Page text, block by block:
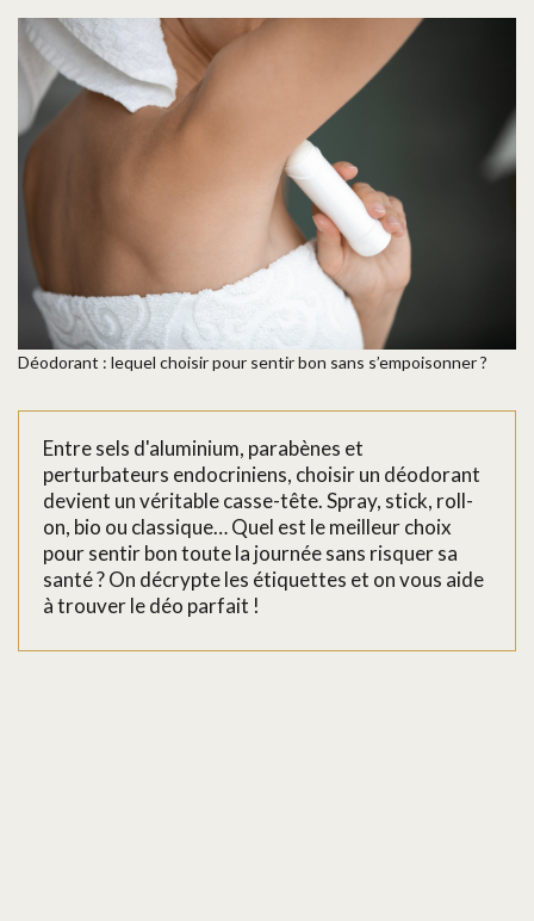
Déodorant : lequel choisir pour sentir bon sans s’empoisonner ?
Entre sels d'aluminium, parabènes et
perturbateurs endocriniens, choisir un déodorant
devient un véritable casse-tête. Spray, stick, roll-
on, bio ou classique… Quel est le meilleur choix
pour sentir bon toute la journée sans risquer sa
santé ? On décrypte les étiquettes et on vous aide
à trouver le déo parfait !